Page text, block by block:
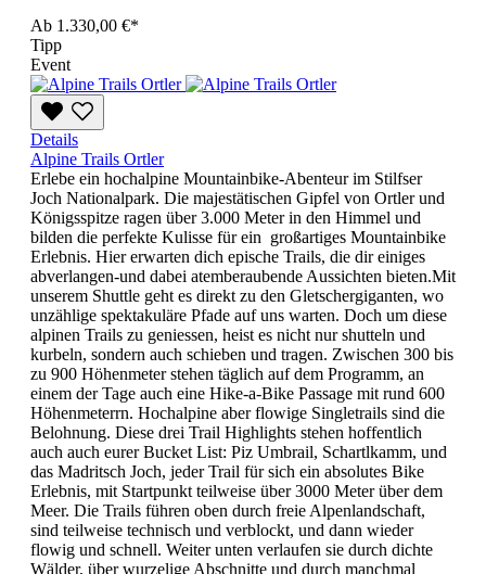
Ab 1.330,00 €*
Tipp
Event
Details
Alpine Trails Ortler
Erlebe ein hochalpine Mountainbike-Abenteur im Stilfser
Joch Nationalpark. Die majestätischen Gipfel von Ortler und
Königsspitze ragen über 3.000 Meter in den Himmel und
bilden die perfekte Kulisse für ein großartiges Mountainbike
Erlebnis. Hier erwarten dich epische Trails, die dir einiges
abverlangen-und dabei atemberaubende Aussichten bieten.Mit
unserem Shuttle geht es direkt zu den Gletschergiganten, wo
unzählige spektakuläre Pfade auf uns warten. Doch um diese
alpinen Trails zu geniessen, heist es nicht nur shutteln und
kurbeln, sondern auch schieben und tragen. Zwischen 300 bis
zu 900 Höhenmeter stehen täglich auf dem Programm, an
einem der Tage auch eine Hike-a-Bike Passage mit rund 600
Höhenmeterrn. Hochalpine aber flowige Singletrails sind die
Belohnung. Diese drei Trail Highlights stehen hoffentlich
auch auch eurer Bucket List: Piz Umbrail, Schartlkamm, und
das Madritsch Joch, jeder Trail für sich ein absolutes Bike
Erlebnis, mit Startpunkt teilweise über 3000 Meter über dem
Meer. Die Trails führen oben durch freie Alpenlandschaft,
sind teilweise technisch und verblockt, und dann wieder
flowig und schnell. Weiter unten verlaufen sie durch dichte
Wälder, über wurzelige Abschnitte und durch manchmal